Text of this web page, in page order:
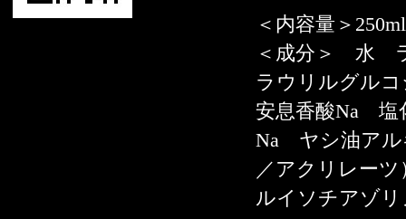
＜内容量＞
＜成分＞ 水
ラウリルグル
安息香酸Na
Na ヤシ油ア
／アクリレー
ルイソチアゾ